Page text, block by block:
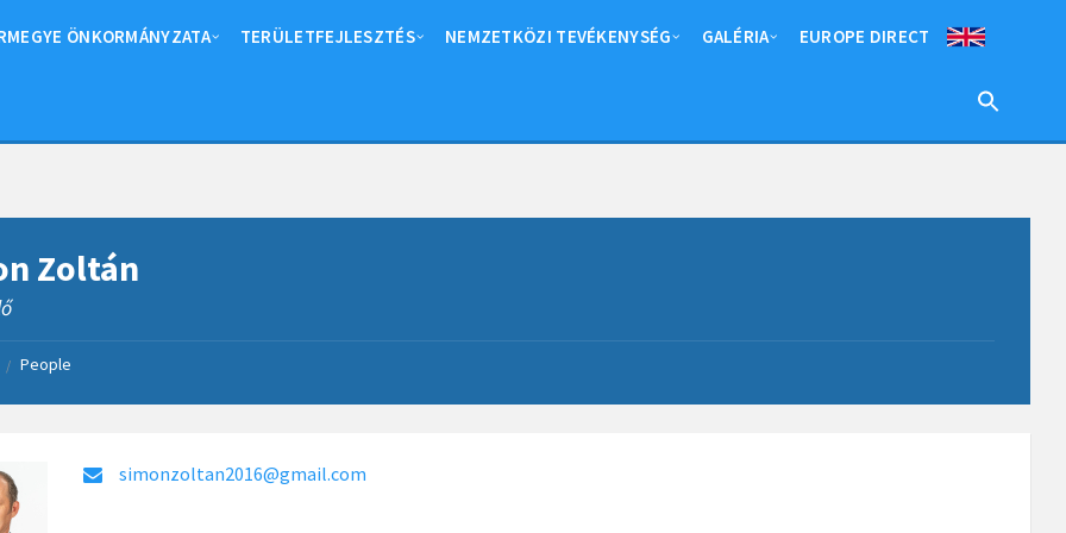
ÖNKORMÁNYZATA TERÜLETFEJLESZTÉS NEMZETKÖZI TEVÉKENYSÉG GALÉRIA EUROPE DIRECT
Zoltán
/ People
simonzoltan2016@gmail.com